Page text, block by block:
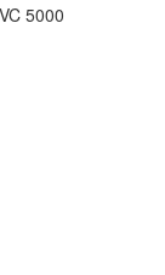
5000